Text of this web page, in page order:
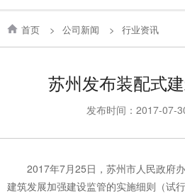
首页 > 公司新闻 > 行业资讯
苏州发布装配式
发布时间：2017-07-
2017年7月25日，苏州市人民政府
建筑发展加强建设监管的实施细则（试